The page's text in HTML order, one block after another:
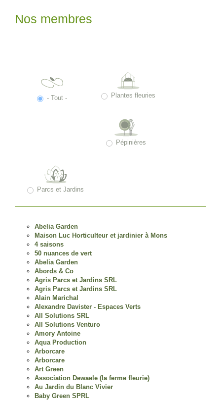
Nos membres
- Tout - Plantes fleuries
Pépinières
Parcs et Jardins
Abelia Garden
Maison Luc Horticulteur et jardinier à Mons
4 saisons
50 nuances de vert
Abelia Garden
Abords & Co
Agris Parcs et Jardins SRL
Agris Parcs et Jardins SRL
Alain Marichal
Alexandre Davister - Espaces Verts
All Solutions SRL
All Solutions Venturo
Amory Antoine
Aqua Production
Arborcare
Arborcare
Art Green
Association Dewaele (la ferme fleurie)
Au Jardin du Blanc Vivier
Baby Green SPRL